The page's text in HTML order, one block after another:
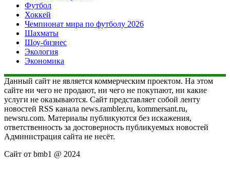
Футбол
Хоккей
Чемпионат мира по футболу 2026
Шахматы
Шоу-бизнес
Экология
Экономика
Данный сайт не является коммерческим проектом. На этом
сайте ни чего не продают, ни чего не покупают, ни какие
услуги не оказываются. Сайт представляет собой ленту
новостей RSS канала news.rambler.ru, kommersant.ru,
newsru.com. Материалы публикуются без искажения,
ответственность за достоверность публикуемых новостей
Администрация сайта не несёт.
Сайт от bmb1 @ 2024